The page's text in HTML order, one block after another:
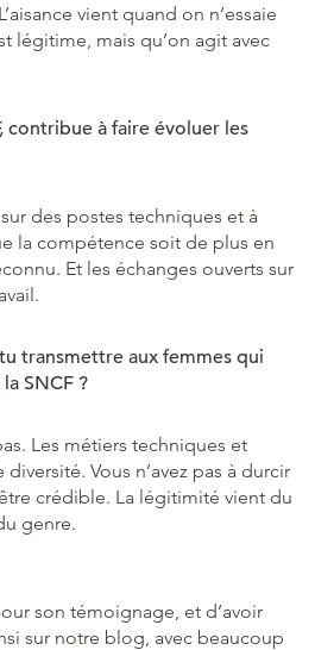
vient quand on n’essaie
légitime, mais qu’on agit avec
contribue à faire évoluer les
des postes techniques et à
la compétence soit de plus en
Et les échanges ouverts sur
transmettre aux femmes qui
SNCF ?
Les métiers techniques et
Vous n’avez pas à durcir
crédible. La légitimité vient du
genre.
son témoignage, et d’avoir
sur notre blog, avec beaucoup